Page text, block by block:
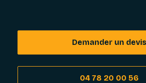
Demander un devis
04 78 20 00 56